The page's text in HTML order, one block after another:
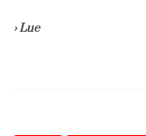
› Lue